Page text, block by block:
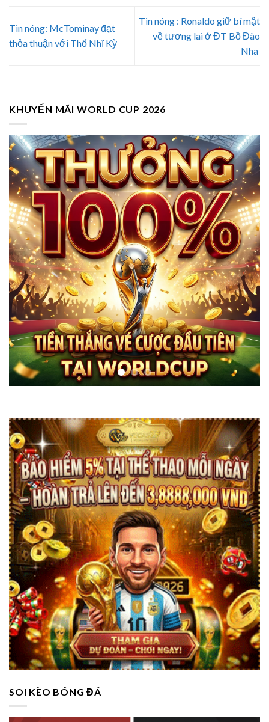
Tin nóng: McTominay đạt
thỏa thuận với Thổ Nhĩ Kỳ
Tin nóng : Ronaldo giữ bí mật
về tương lai ở ĐT Bồ Đào
Nha
KHUYẾN MÃI WORLD CUP 2026
SOI KÈO BÓNG ĐÁ